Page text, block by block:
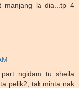
manjang la dia...tp 4
part ngidam tu sheila
pelik2, tak minta nak